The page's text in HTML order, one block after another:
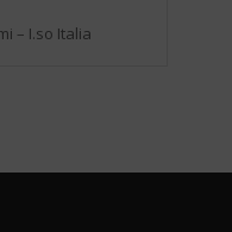
– I.so Italia